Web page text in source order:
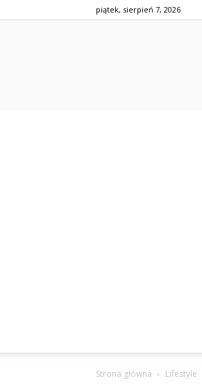
piątek, sierpień 7, 2026
Strona główna Lifestyle